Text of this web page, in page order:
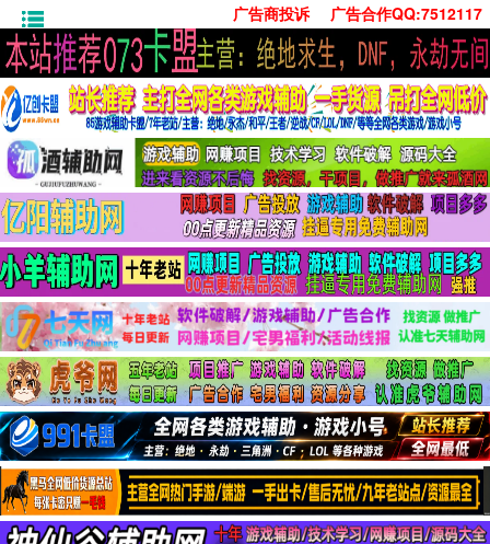
广告商投诉 广告合作QQ:7512117
首页
技术学习
安卓绿化
单机游戏
社交娱乐
系统工具
活动线报
常用办公
源码收集
值得一看
两性情感